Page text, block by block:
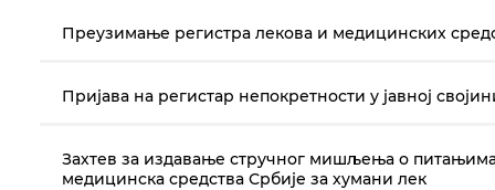
Преузимање регистра лекова и медицинских
Пријава на регистар непокретности у јавној
Захтев за издавање стручног мишљења о
медицинска средства Србије за хумани лек